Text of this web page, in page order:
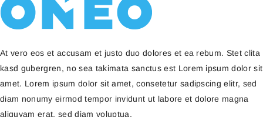
At vero eos et accusam et justo duo dolores et ea rebum. Stet clita
kasd gubergren, no sea takimata sanctus est Lorem ipsum dolor sit
amet. Lorem ipsum dolor sit amet, consetetur sadipscing elitr, sed
diam nonumy eirmod tempor invidunt ut labore et dolore magna
aliquyam erat, sed diam voluptua.